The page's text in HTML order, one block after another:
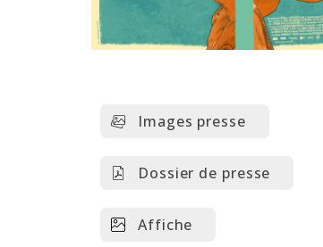
Images presse
Dossier de presse
Affiche